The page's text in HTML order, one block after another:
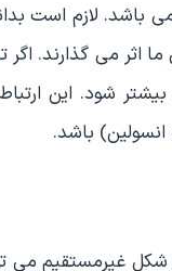
باشد. لازم است
اثر می گذارند. اگر
شود. این
باشد.
شکل غیرمستقیم می